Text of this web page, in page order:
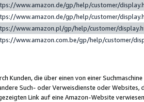
www.amazon.de/gp/help/customer/
www.amazon.de/gp/help/customer/
www.amazon.pl/gp/help/customer/
www.amazon.com.be/gp/help/customer/
Kunden, die über einen von einer
Such- oder Verweisdienste oder Websites,
Link auf eine Amazon-Website